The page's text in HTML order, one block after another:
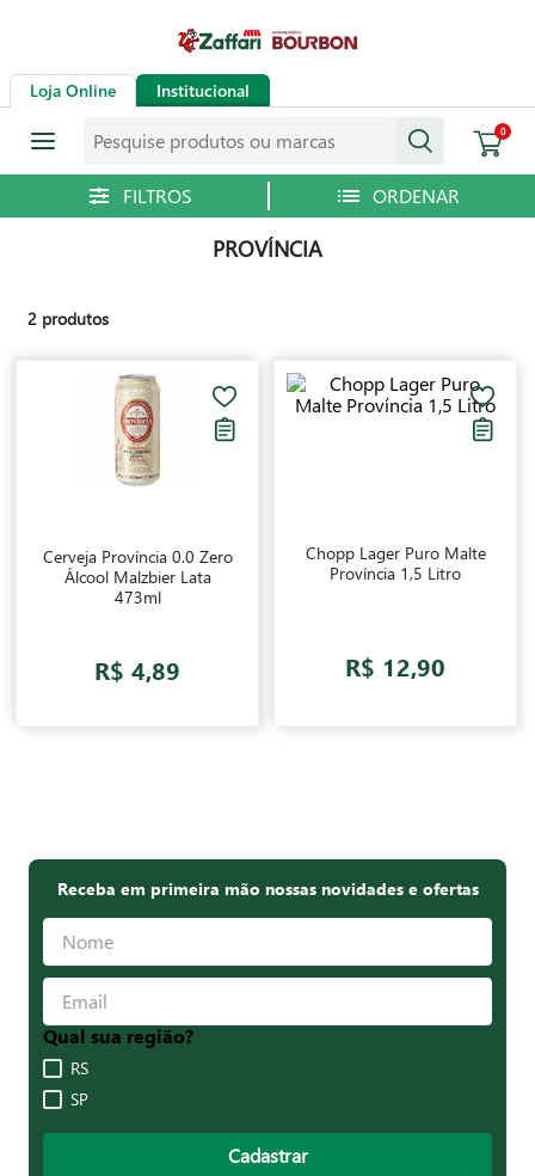
Loja Online Institucional
0
PROVÍNCIA
2 produtos
Cerveja Província 0.0 Zero
Álcool Malzbier Lata
473ml
R$ 4,89
Chopp Lager Puro Malte
Província 1,5 Litro
R$ 12,90
Receba em primeira mão nossas novidades e ofertas
Qual sua região?
RS
SP
Cadastrar